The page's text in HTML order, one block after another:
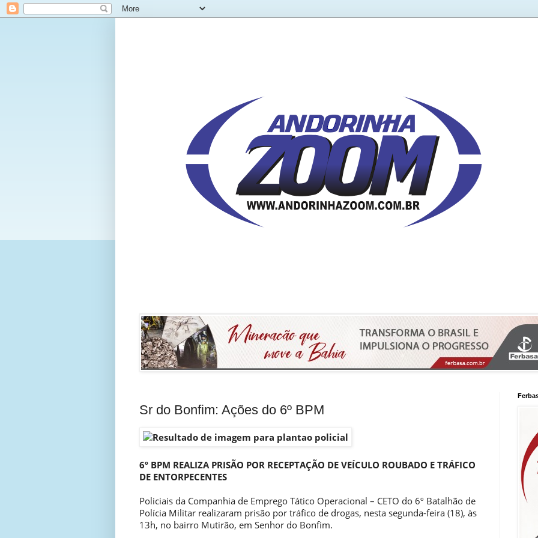
Sr do Bonfim: Ações do 6º BPM
6º BPM REALIZA PRISÃO POR RECEPTAÇÃO DE VEÍCULO ROUBADO E TRÁFICO
DE ENTORPECENTES
Policiais da Companhia de Emprego Tático Operacional – CETO do 6º Batalhão de
Polícia Militar realizaram prisão por tráfico de drogas, nesta segunda-feira (18), às
13h, no bairro Mutirão, em Senhor do Bonfim.